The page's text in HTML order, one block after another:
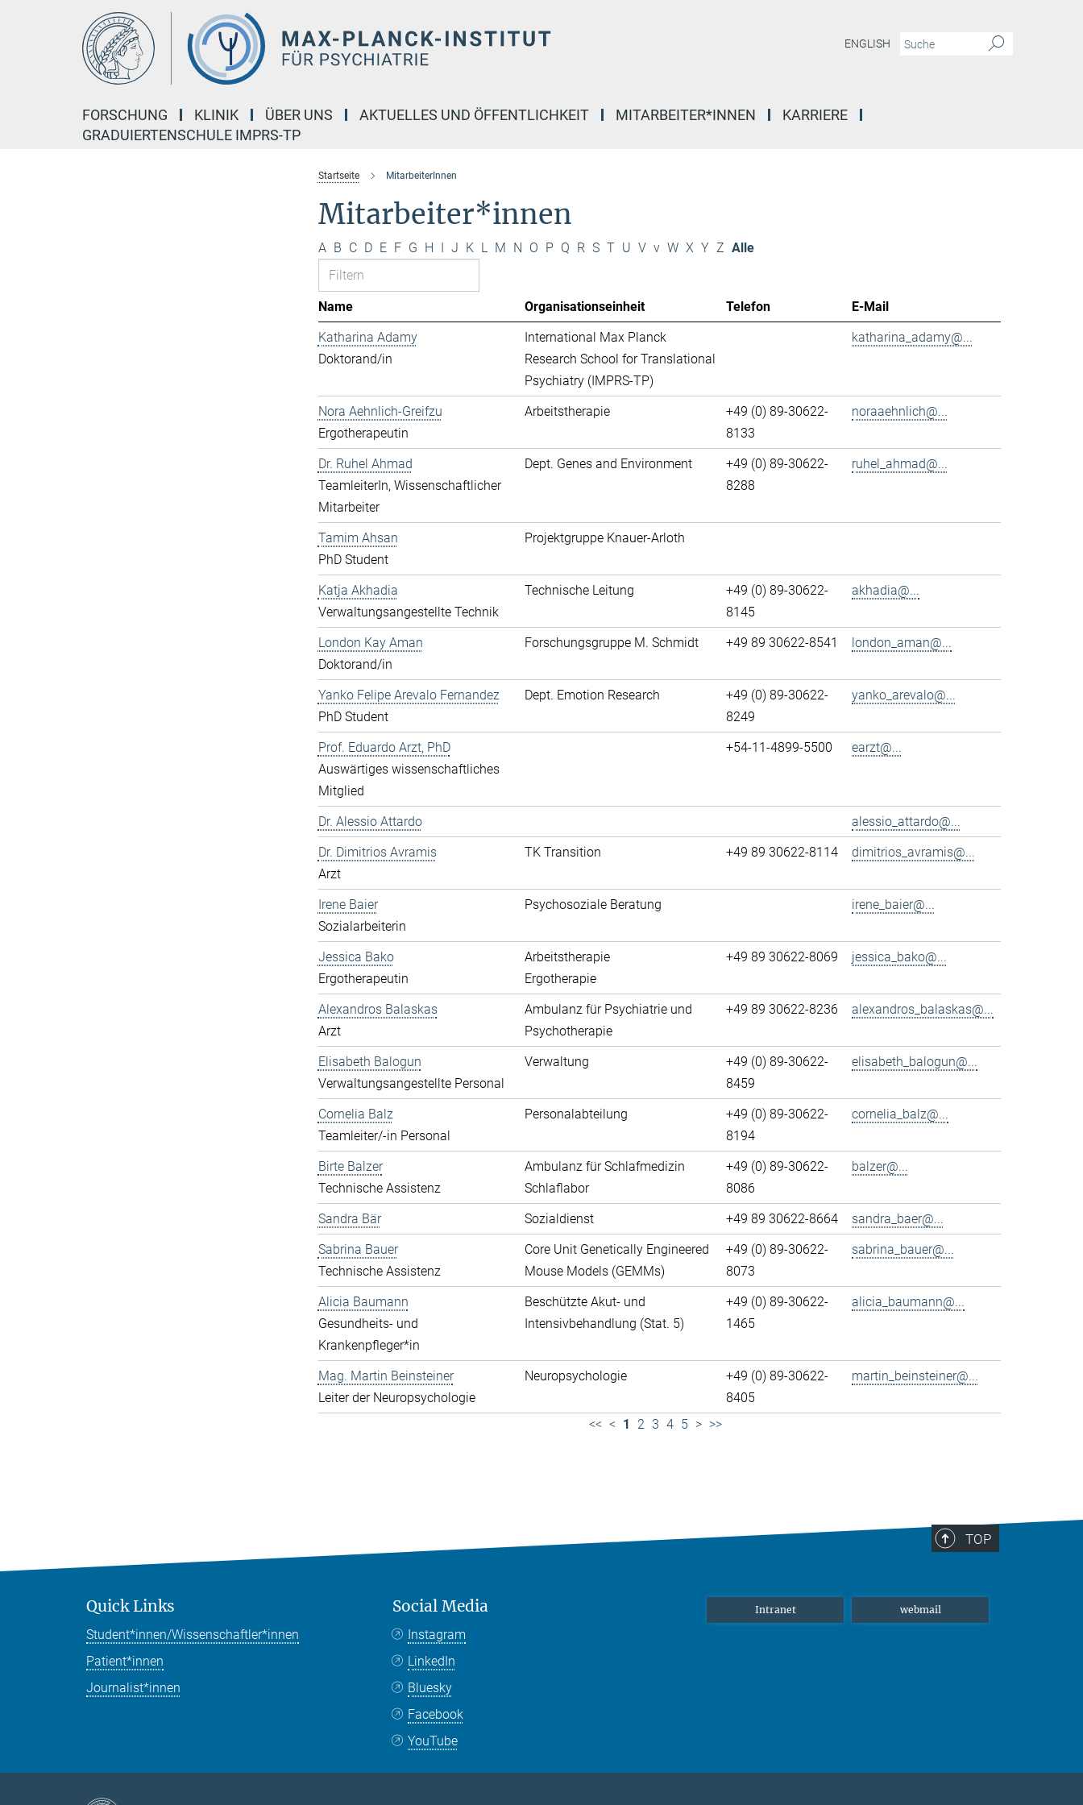
ENGLISH
FORSCHUNG KLINIK ÜBER UNS AKTUELLES UND ÖFFENTLICHKEIT MITARBEITER*INNEN
KARRIERE
GRADUIERTENSCHULE IMPRS-TP
Startseite MitarbeiterInnen
Mitarbeiter*innen
A B C D E F G H I J K L M N O P Q R S T U V v W X Y Z Alle
Name Organisationseinheit Telefon
E-Mail
Katharina Adamy
Doktorand/in
International Max Planck
Research School for Translational
Psychiatry (IMPRS-TP)
katharina_adamy@...
Nora Aehnlich-Greifzu
Ergotherapeutin
Arbeitstherapie
+49 (0) 89-30622-
8133
noraaehnlich@...
Dr. Ruhel Ahmad
TeamleiterIn, Wissenschaftlicher
Mitarbeiter
Dept. Genes and Environment
+49 (0) 89-30622-
8288
ruhel_ahmad@...
Tamim Ahsan
PhD Student
Projektgruppe Knauer-Arloth
Katja Akhadia
Verwaltungsangestellte Technik
Technische Leitung
+49 (0) 89-30622-
8145
akhadia@...
London Kay Aman
Doktorand/in
Forschungsgruppe M. Schmidt +49 89 30622-8541 london_aman@...
Yanko Felipe Arevalo Fernandez
PhD Student
Dept. Emotion Research
+49 (0) 89-30622-
8249
yanko_arevalo@...
Prof. Eduardo Arzt, PhD
Auswärtiges wissenschaftliches
Mitglied
+54-11-4899-5500 earzt@...
Dr. Alessio Attardo
alessio_attardo@...
Dr. Dimitrios Avramis
Arzt
TK Transition +49 89 30622-8114 dimitrios_avramis@...
Irene Baier
Sozialarbeiterin
Psychosoziale Beratung irene_baier@...
Jessica Bako
Ergotherapeutin
Arbeitstherapie
Ergotherapie
+49 89 30622-8069 jessica_bako@...
Alexandros Balaskas
Arzt
Ambulanz für Psychiatrie und
Psychotherapie
+49 89 30622-8236 alexandros_balaskas@...
Elisabeth Balogun
Verwaltungsangestellte Personal
Verwaltung
+49 (0) 89-30622-
8459
elisabeth_balogun@...
Cornelia Balz
Teamleiter/-in Personal
Personalabteilung
+49 (0) 89-30622-
8194
cornelia_balz@...
Birte Balzer
Technische Assistenz
Ambulanz für Schlafmedizin
Schlaflabor
+49 (0) 89-30622-
8086
balzer@...
Sandra Bär Sozialdienst +49 89 30622-8664
sandra_baer@...
Sabrina Bauer
Technische Assistenz
Core Unit Genetically Engineered
Mouse Models (GEMMs)
+49 (0) 89-30622-
8073
sabrina_bauer@...
Alicia Baumann
Gesundheits- und
Krankenpfleger*in
Beschützte Akut- und
Intensivbehandlung (Stat. 5)
+49 (0) 89-30622-
1465
alicia_baumann@...
Mag. Martin Beinsteiner
Leiter der Neuropsychologie
Neuropsychologie
+49 (0) 89-30622-
8405
martin_beinsteiner@...
<< < 1 2 3 4 5 > >>
TOP
Quick Links
Student*innen/Wissenschaftler*innen
Patient*innen
Journalist*innen
Social Media
Instagram
LinkedIn
Bluesky
Facebook
YouTube
Intranet webmail